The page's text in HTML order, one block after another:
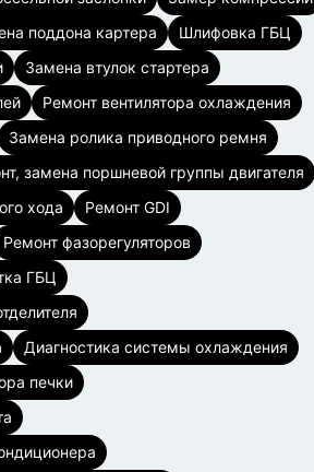
поддона картера
Шлифовка ГБЦ
Замена втулок стартера
Ремонт вентилятора охлаждения
Замена ролика приводного ремня
замена поршневой группы двигателя
хода
Ремонт GDI
Ремонт фазорегуляторов
ГБЦ
Диагностика системы охлаждения
печки